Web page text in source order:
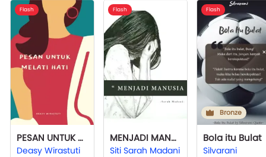
Flash
PESAN UNTUK MELATI HATI
Deasy Wirastuti
Flash
MENJADI MANUSIA
Siti Sarah Madani
Flash
Bronze
Bola itu Bulat
Silvarani